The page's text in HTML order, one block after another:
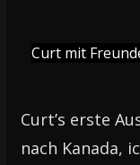
Curt mit
Curt’s erste
nach Kanada,